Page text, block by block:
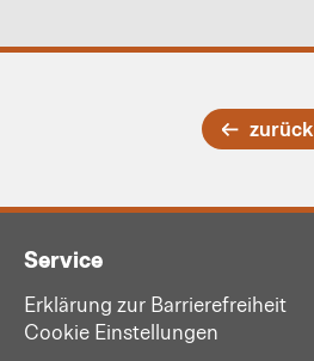
zurück
Service
Erklärung zur Barrierefreiheit
Cookie Einstellungen